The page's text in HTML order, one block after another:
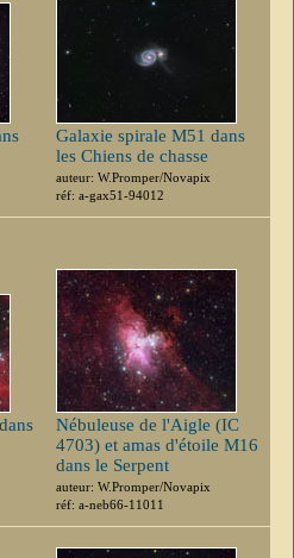
Galaxie spirale M51 dans
les Chiens de chasse
auteur: W.Promper/Novapix
réf: a-gax51-94012
Nébuleuse de l'Aigle (IC
4703) et amas d'étoile M16
dans le Serpent
auteur: W.Promper/Novapix
réf: a-neb66-11011